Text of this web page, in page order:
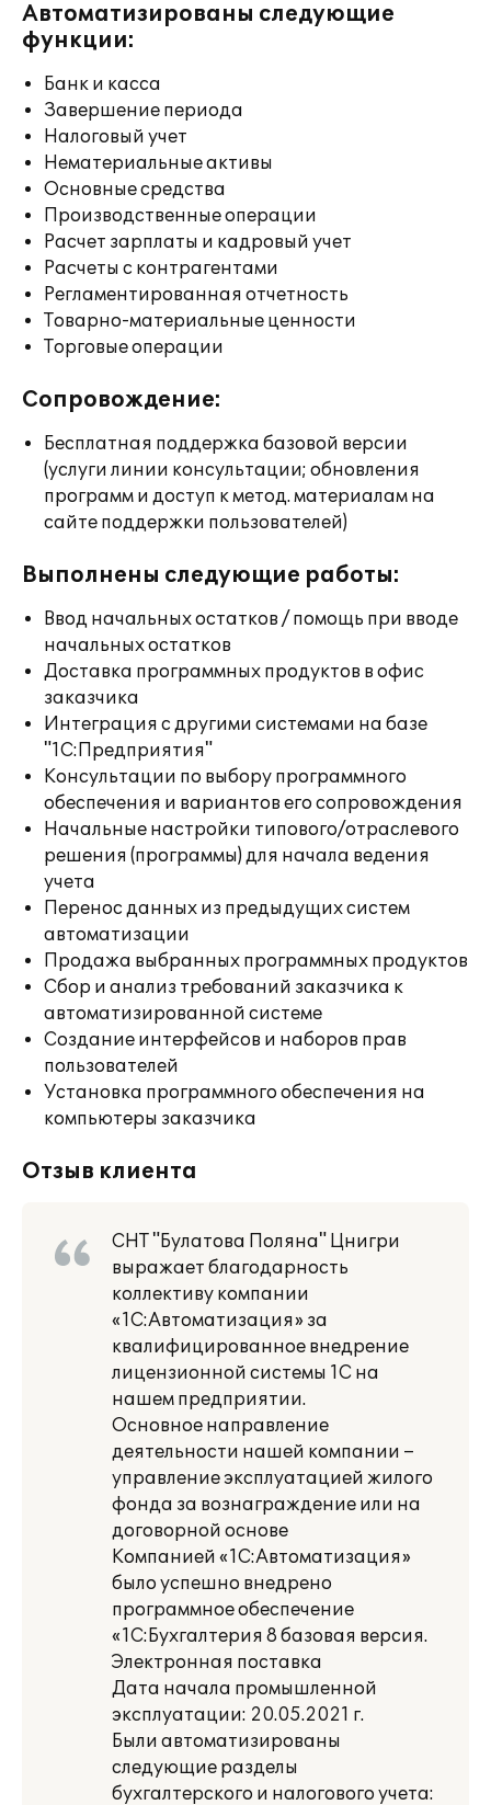
Автоматизированы следующие
функции:
Банк и касса
Завершение периода
Налоговый учет
Нематериальные активы
Основные средства
Производственные операции
Расчет зарплаты и кадровый учет
Расчеты с контрагентами
Регламентированная отчетность
Товарно-материальные ценности
Торговые операции
Сопровождение:
Бесплатная поддержка базовой версии
(услуги линии консультации; обновления
программ и доступ к метод. материалам на
сайте поддержки пользователей)
Выполнены следующие работы:
Ввод начальных остатков / помощь при вводе
начальных остатков
Доставка программных продуктов в офис
заказчика
Интеграция с другими системами на базе
"1С:Предприятия"
Консультации по выбору программного
обеспечения и вариантов его сопровождения
Начальные настройки типового/отраслевого
решения (программы) для начала ведения
учета
Перенос данных из предыдущих систем
автоматизации
Продажа выбранных программных продуктов
Сбор и анализ требований заказчика к
автоматизированной системе
Создание интерфейсов и наборов прав
пользователей
Установка программного обеспечения на
компьютеры заказчика
Отзыв клиента
СНТ "Булатова Поляна" Цнигри
выражает благодарность
коллективу компании
«1С:Автоматизация» за
квалифицированное внедрение
лицензионной системы 1С на
нашем предприятии.
Основное направление
деятельности нашей компании –
управление эксплуатацией жилого
фонда за вознаграждение или на
договорной основе
Компанией «1С:Автоматизация»
было успешно внедрено
программное обеспечение
«1С:Бухгалтерия 8 базовая версия.
Электронная поставка
Дата начала промышленной
эксплуатации: 20.05.2021 г.
Были автоматизированы
следующие разделы
бухгалтерского и налогового учета: